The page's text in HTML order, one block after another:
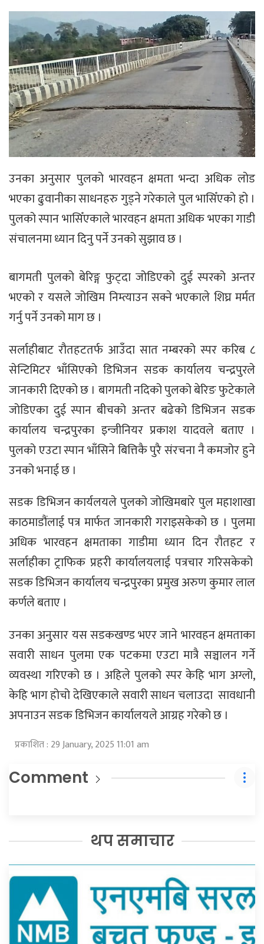
उनका अनुसार पुलको भारवहन क्षमता भन्दा अधिक लोड
भएका ढुवानीका साधनहरु गुड्ने गरेकाले पुल भासिँएको हो ।
पुलको स्पान भासिँएकाले भारवहन क्षमता अधिक भएका गाडी
संचालनमा ध्यान दिनु पर्ने उनको सुझाव छ ।
बागमती पुलको बेरिङ्ग फुट्दा जोडिएको दुई स्परको अन्तर
भएको र यसले जोखिम निम्त्याउन सक्ने भएकाले शिघ्र मर्मत
गर्नु पर्ने उनको माग छ ।
सर्लाहीबाट रौतहटतर्फ आउँदा सात नम्बरको स्पर करिब ८
सेन्टिमिटर भाँसिएको डिभिजन सडक कार्यालय चन्द्रपुरले
जानकारी दिएको छ । बागमती नदिको पुलको बेरिङ फुटेकाले
जोडिएका दुई स्पान बीचको अन्तर बढेको डिभिजन सडक
कार्यालय चन्द्रपुरका इन्जीनियर प्रकाश यादवले बताए ।
पुलको एउटा स्पान भाँसिने बित्तिकै पुरै संरचना नै कमजोर हुने
उनको भनाई छ ।
सडक डिभिजन कार्यलयले पुलको जोखिमबारे पुल महाशाखा
काठमाडौंलाई पत्र मार्फत जानकारी गराइसकेको छ । पुलमा
अधिक भारवहन क्षमताका गाडीमा ध्यान दिन रौतहट र
सर्लाहीका ट्राफिक प्रहरी कार्यालयलाई पत्रचार गरिसकेको
सडक डिभिजन कार्यालय चन्द्रपुरका प्रमुख अरुण कुमार लाल
कर्णले बताए ।
उनका अनुसार यस सडकखण्ड भएर जाने भारवहन क्षमताका
सवारी साधन पुलमा एक पटकमा एउटा मात्रै सञ्चालन गर्ने
व्यवस्था गरिएको छ । अहिले पुलको स्पर केहि भाग अग्लो,
केहि भाग होचो देखिएकाले सवारी साधन चलाउदा सावधानी
अपनाउन सडक डिभिजन कार्यालयले आग्रह गरेको छ ।
प्रकाशित : 29 January, 2025 11:01 am
Comment
थप समाचार